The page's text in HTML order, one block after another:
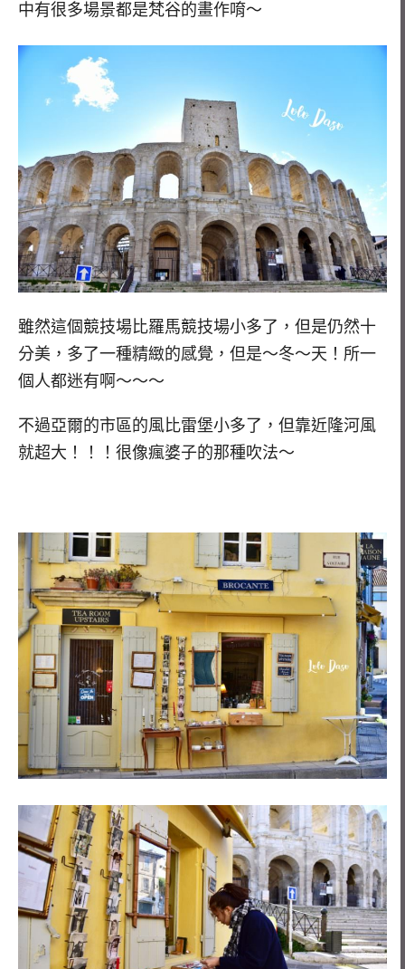
中有很多場景都是梵谷的畫作唷～
雖然這個競技場比羅馬競技場小多了，但是仍然十
分美，多了一種精緻的感覺，但是～冬～天！所一
個人都迷有啊～～～
不過亞爾的市區的風比雷堡小多了，但靠近隆河風
就超大！！！很像瘋婆子的那種吹法～